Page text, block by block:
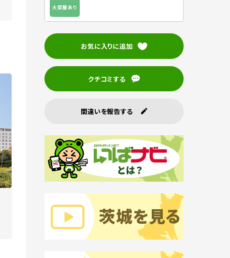
大部屋あり
お気に入りに追加
クチコミする
間違いを報告する